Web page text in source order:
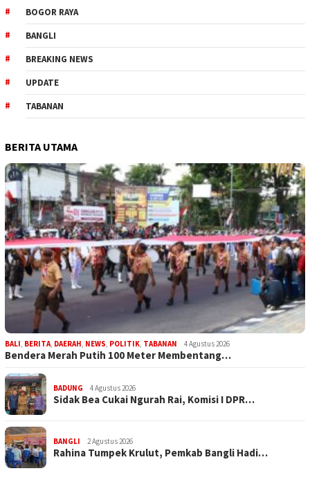
BOGOR RAYA
BANGLI
BREAKING NEWS
UPDATE
TABANAN
BERITA UTAMA
BALI, BERITA, DAERAH, NEWS, POLITIK, TABANAN 4 Agustus 2026
Bendera Merah Putih 100 Meter Membentang…
BADUNG 4 Agustus 2026
Sidak Bea Cukai Ngurah Rai, Komisi I DPR…
BANGLI 2 Agustus 2026
Rahina Tumpek Krulut, Pemkab Bangli Hadi…